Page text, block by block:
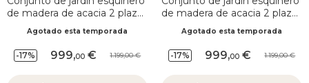
de madera de acacia 2 plazas
Agotado esta temporada
-17% 999,00 1.199,00
de madera de acacia 2 plazas
Agotado esta temporada
-17% 999,00 1.199,00